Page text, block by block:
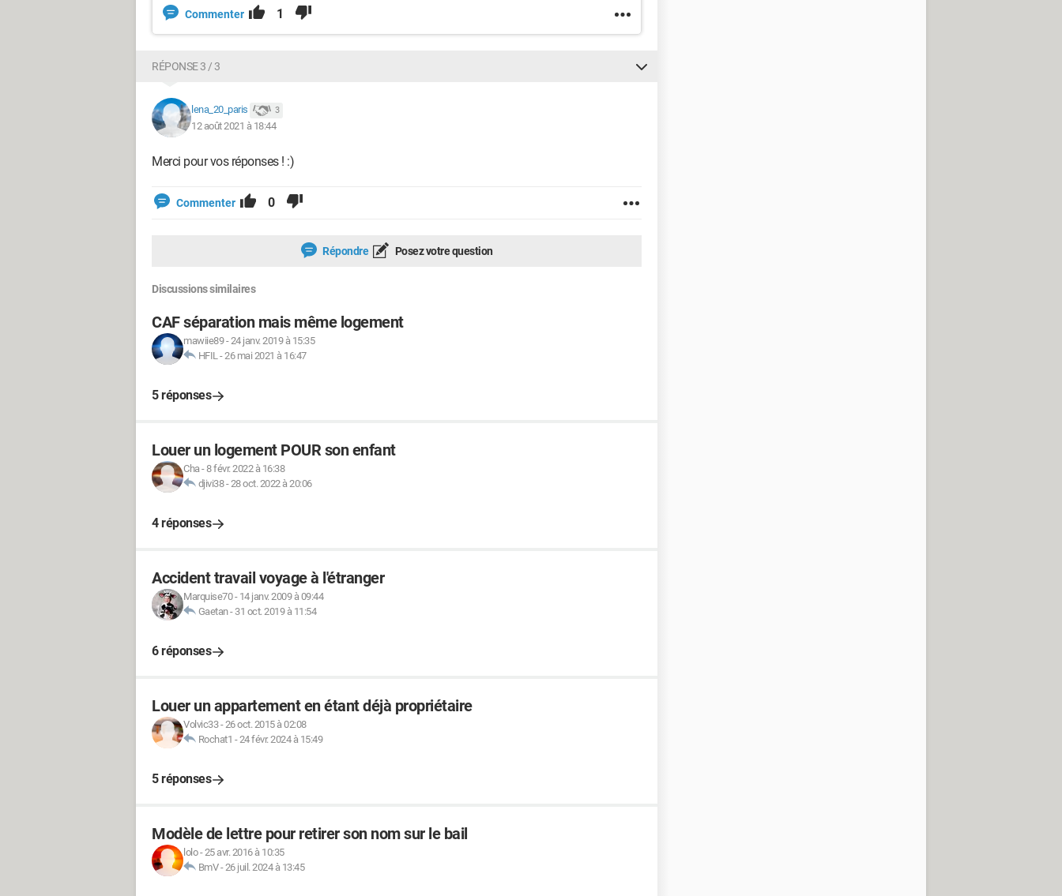
Commenter 1
RÉPONSE 3 / 3
lena_20_paris 3
12 août 2021 à 18:44
Merci pour vos réponses ! :)
Commenter 0
Répondre Posez votre question
Discussions similaires
CAF séparation mais même logement
mawiie89-24 janv. 2019 à 15:35
HFIL-26 mai 2021 à 16:47
5 réponses
Louer un logement POUR son enfant
Cha-8 févr. 2022 à 16:38
djivi38-28 oct. 2022 à 20:06
4 réponses
Accident travail voyage à l'étranger
Marquise70- 14 janv. 2009 à 09:44
Gaetan- 31 oct. 2019 à 11:54
6 réponses
Louer un appartement en étant déjà propriétaire
Volvic33-26 oct. 2015 à 02:08
Rochat1 -24 févr. 2024 à 15:49
5 réponses
Modèle de lettre pour retirer son nom sur le bail
lolo-25 avr. 2016 à 10:35
BmV-26 juil. 2024 à 13:45